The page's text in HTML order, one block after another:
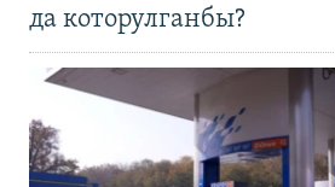
да которулганбы?